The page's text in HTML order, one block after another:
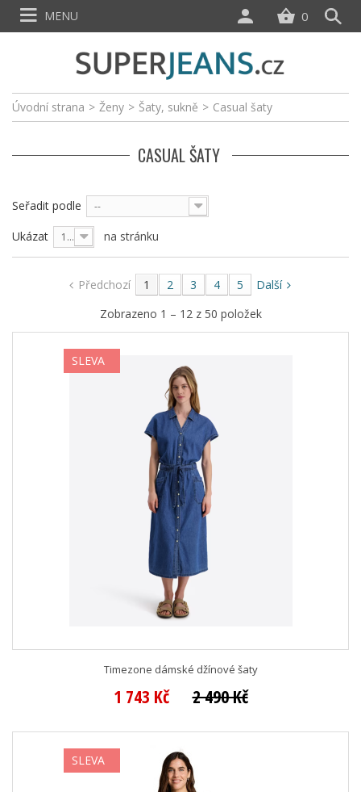
Úvodní strana > Ženy > Šaty, sukně > Casual šaty
CASUAL ŠATY
Seřadit podle --
Ukázat 12 na stránku
Předchozí 1 2 3 4 5
Další
Zobrazeno 1 – 12 z 50 položek
SLEVA
Timezone dámské džínové šaty
1 743 Kč 2 490 Kč
SLEVA
0
MENU